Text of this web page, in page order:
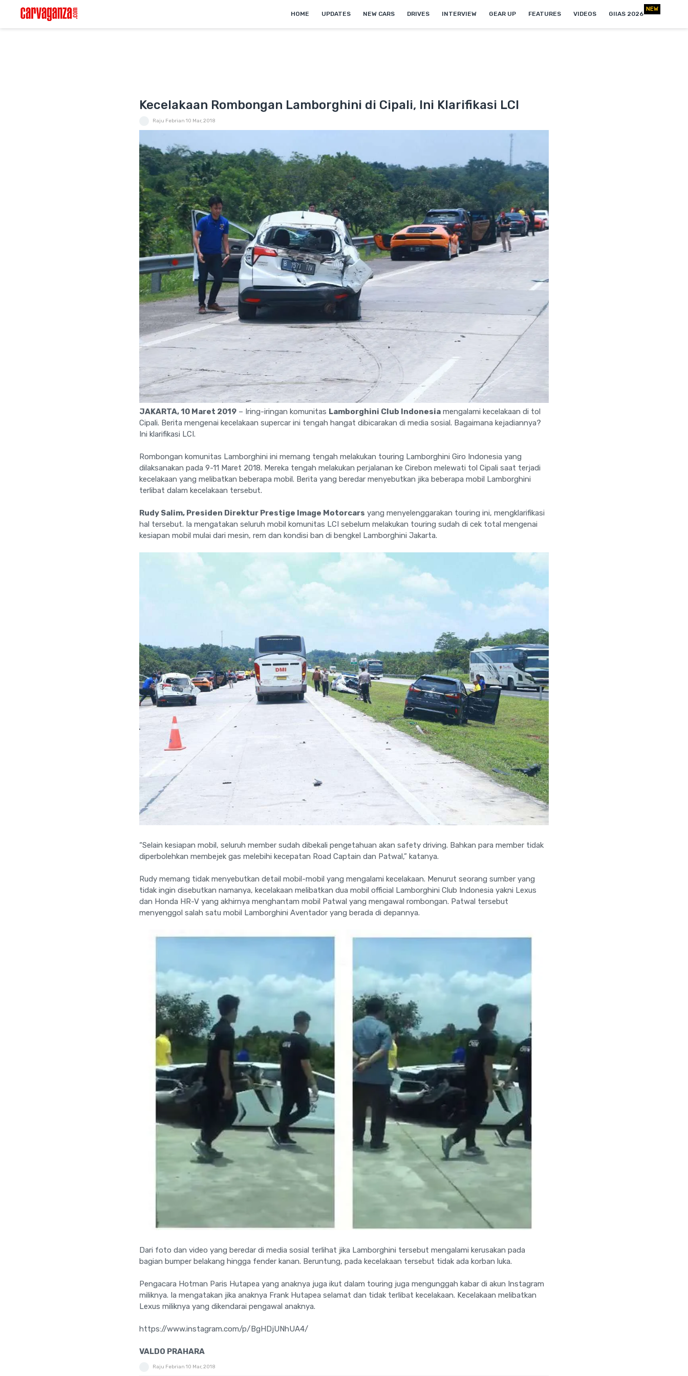
HOME UPDATES NEW CARS DRIVES INTERVIEW GEAR UP FEATURES VIDEOS GIIAS 2026
NEW
Kecelakaan Rombongan Lamborghini di Cipali, Ini Klarifikasi LCI
Raju Febrian 10 Mar, 2018
JAKARTA, 10 Maret 2019 – Iring-iringan komunitas Lamborghini Club Indonesia mengalami kecelakaan di tol
Cipali. Berita mengenai kecelakaan supercar ini tengah hangat dibicarakan di media sosial. Bagaimana kejadiannya?
Ini klarifikasi LCI.
Rombongan komunitas Lamborghini ini memang tengah melakukan touring Lamborghini Giro Indonesia yang
dilaksanakan pada 9-11 Maret 2018. Mereka tengah melakukan perjalanan ke Cirebon melewati tol Cipali saat terjadi
kecelakaan yang melibatkan beberapa mobil. Berita yang beredar menyebutkan jika beberapa mobil Lamborghini
terlibat dalam kecelakaan tersebut.
Rudy Salim, Presiden Direktur Prestige Image Motorcars yang menyelenggarakan touring ini, mengklarifikasi
hal tersebut. Ia mengatakan seluruh mobil komunitas LCI sebelum melakukan touring sudah di cek total mengenai
kesiapan mobil mulai dari mesin, rem dan kondisi ban di bengkel Lamborghini Jakarta.
“Selain kesiapan mobil, seluruh member sudah dibekali pengetahuan akan safety driving. Bahkan para member tidak
diperbolehkan membejek gas melebihi kecepatan Road Captain dan Patwal,” katanya.
Rudy memang tidak menyebutkan detail mobil-mobil yang mengalami kecelakaan. Menurut seorang sumber yang
tidak ingin disebutkan namanya, kecelakaan melibatkan dua mobil official Lamborghini Club Indonesia yakni Lexus
dan Honda HR-V yang akhirnya menghantam mobil Patwal yang mengawal rombongan. Patwal tersebut
menyenggol salah satu mobil Lamborghini Aventador yang berada di depannya.
Dari foto dan video yang beredar di media sosial terlihat jika Lamborghini tersebut mengalami kerusakan pada
bagian bumper belakang hingga fender kanan. Beruntung, pada kecelakaan tersebut tidak ada korban luka.
Pengacara Hotman Paris Hutapea yang anaknya juga ikut dalam touring juga mengunggah kabar di akun Instagram
miliknya. Ia mengatakan jika anaknya Frank Hutapea selamat dan tidak terlibat kecelakaan. Kecelakaan melibatkan
Lexus miliknya yang dikendarai pengawal anaknya.
https://www.instagram.com/p/BgHDjUNhUA4/
VALDO PRAHARA
Raju Febrian 10 Mar, 2018